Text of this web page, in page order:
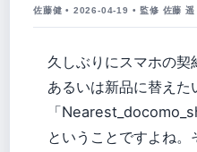
佐藤健 • 2026-04-19 • 監修 佐藤 遥
久しぶりにスマホの契
あるいは新品に替え
「
ということですよね。